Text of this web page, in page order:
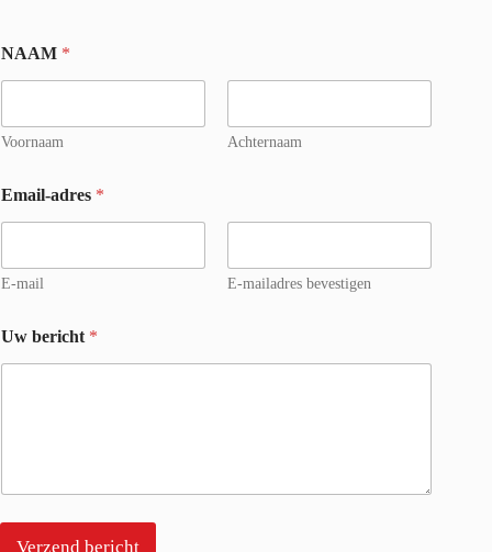
NAAM *
Voornaam Achternaam
Email-adres *
E-mail E-mailadres bevestigen
Uw bericht *
Verzend bericht